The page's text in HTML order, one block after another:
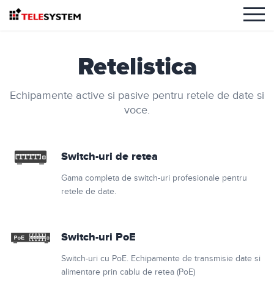
Retelistica
Echipamente active si pasive pentru retele de date si
voce.
Switch-uri de retea
Gama completa de switch-uri profesionale pentru
retele de date.
Switch-uri PoE
Switch-uri cu PoE. Echipamente de transmisie date si
alimentare prin cablu de retea (PoE)